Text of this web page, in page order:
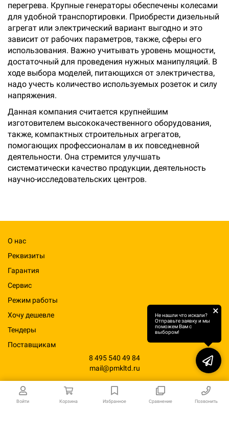
Войти Корзина Избранное Сравнение Позвонить
перегрева. Крупные генераторы обеспечены колесами
для удобной транспортировки. Приобрести дизельный
агрегат или электрический вариант выгодно и это
зависит от рабочих параметров, также, сферы его
использования. Важно учитывать уровень мощности,
достаточный для проведения нужных манипуляций. В
ходе выбора моделей, питающихся от электричества,
надо учесть количество используемых розеток и силу
напряжения.
Данная компания считается крупнейшим
изготовителем высококачественного оборудования,
также, компактных строительных агрегатов,
помогающих профессионалам в их повседневной
деятельности. Она стремится улучшать
систематически качество продукции, деятельность
научно-исследовательских центров.
О нас
Реквизиты
Гарантия
Сервис
Режим работы
Хочу дешевле
Тендеры
Поставщикам
8 495 540 49 84
mail@pmkltd.ru
Не нашли что искали?
Отправьте заявку и мы
поможем Вам с
выбором!
×